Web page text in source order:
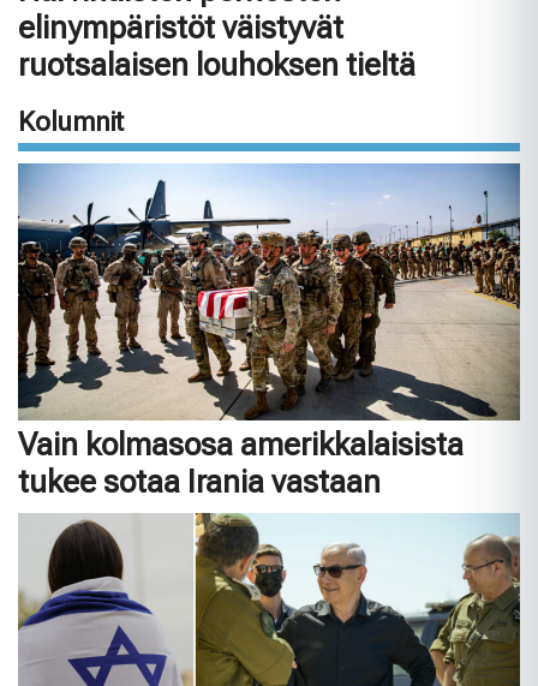
elinympäristöt väistyvät
ruotsalaisen louhoksen tieltä
Kolumnit
Vain kolmasosa amerikkalaisista
tukee sotaa Irania vastaan